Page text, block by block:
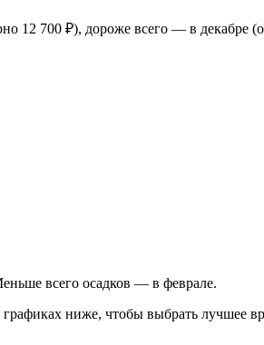
12 700 ₽), дороже всего — в декабре
всего осадков — в феврале.
графиках ниже, чтобы выбрать лучшее